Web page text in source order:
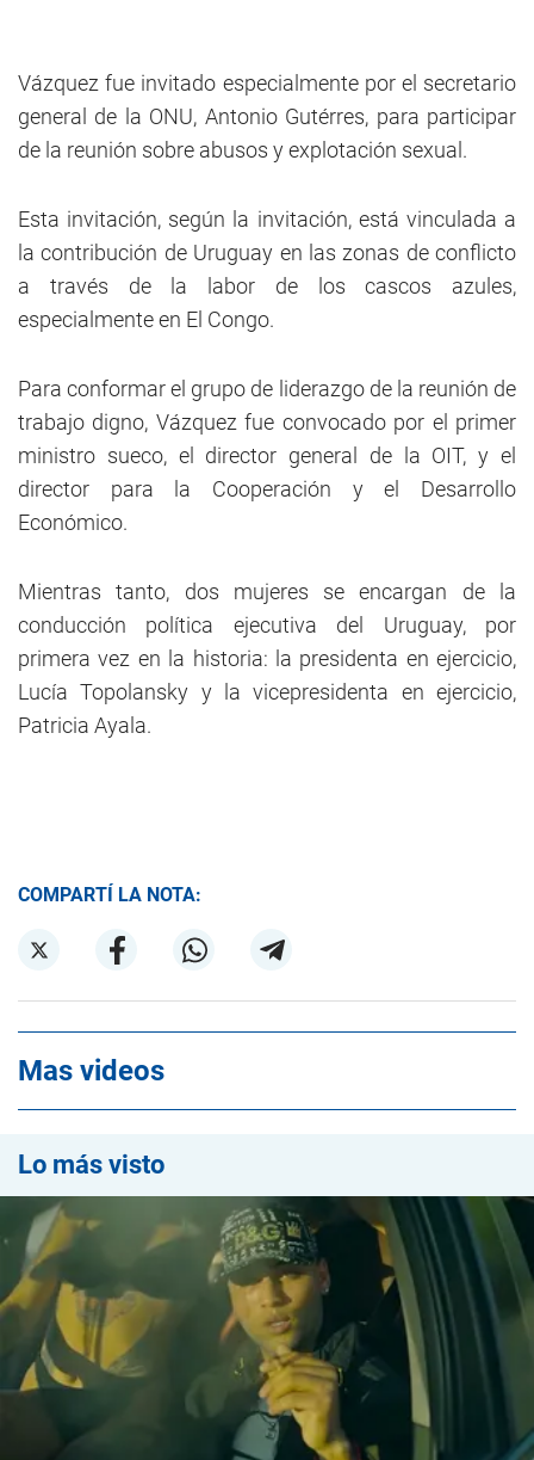
Vázquez fue invitado especialmente por el secretario
general de la ONU, Antonio Gutérres, para participar
de la reunión sobre abusos y explotación sexual.
Esta invitación, según la invitación, está vinculada a
la contribución de Uruguay en las zonas de conflicto
a través de la labor de los cascos azules,
especialmente en El Congo.
Para conformar el grupo de liderazgo de la reunión de
trabajo digno, Vázquez fue convocado por el primer
ministro sueco, el director general de la OIT, y el
director para la Cooperación y el Desarrollo
Económico.
Mientras tanto, dos mujeres se encargan de la
conducción política ejecutiva del Uruguay, por
primera vez en la historia: la presidenta en ejercicio,
Lucía Topolansky y la vicepresidenta en ejercicio,
Patricia Ayala.
COMPARTÍ LA NOTA:
Mas videos
Lo más visto